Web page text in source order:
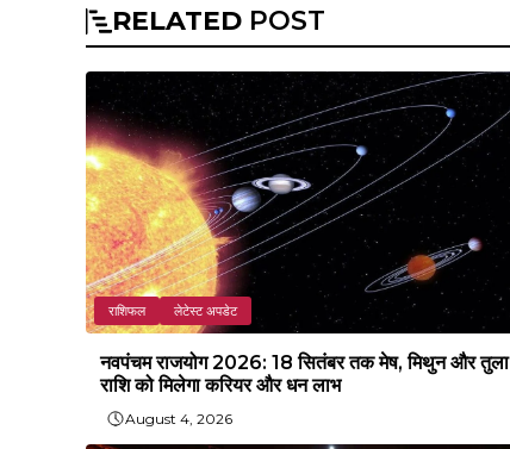
RELATED POST
राशिफल लेटेस्ट अपडेट
नवपंचम राजयोग 2026: 18 सितंबर तक मेष, मिथुन और तुला
राशि को मिलेगा करियर और धन लाभ
August 4, 2026